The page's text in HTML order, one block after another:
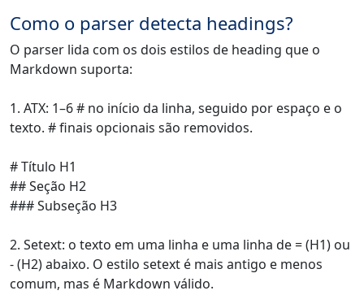
Como o parser detecta headings?
O parser lida com os dois estilos de heading que o
Markdown suporta:
1. ATX: 1–6 # no início da linha, seguido por espaço e o
texto. # finais opcionais são removidos.
# Título H1
## Seção H2
### Subseção H3
2. Setext: o texto em uma linha e uma linha de = (H1) ou
- (H2) abaixo. O estilo setext é mais antigo e menos
comum, mas é Markdown válido.